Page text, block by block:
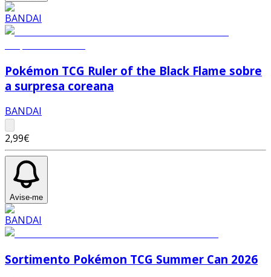
Pokémon TCG Ruler of the Black Flame sobre
a surpresa coreana
BANDAI
2,99€
Avise-me
Sortimento Pokémon TCG Summer Can 2026